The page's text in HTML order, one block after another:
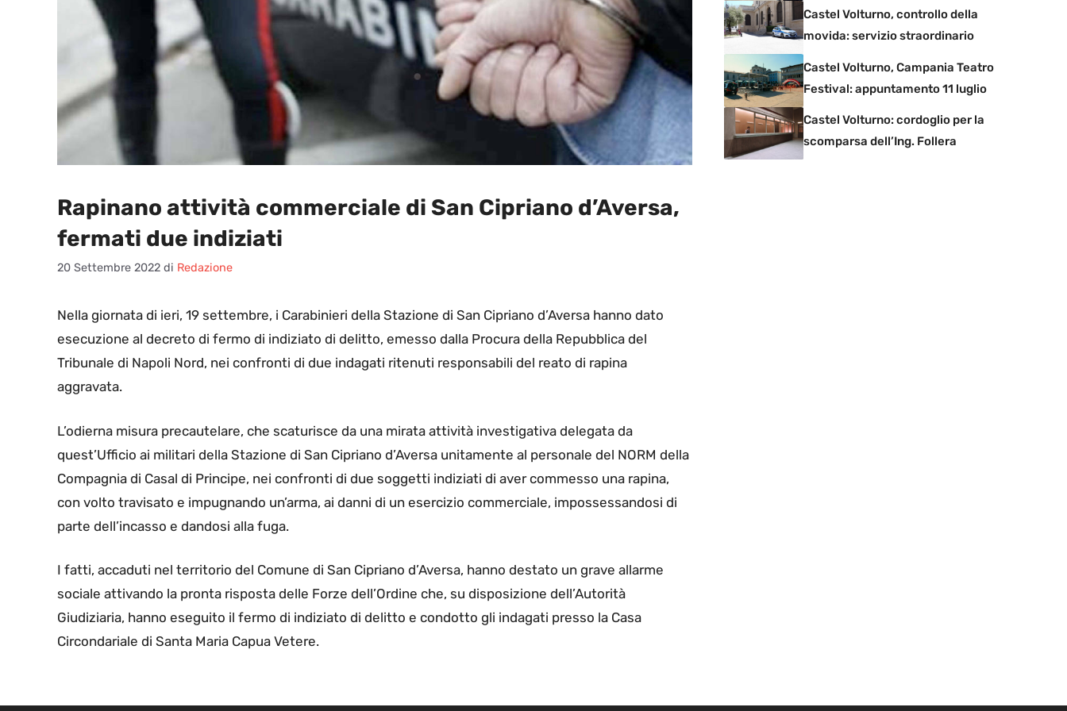
Rapinano attività commerciale di San Cipriano d’Aversa,
fermati due indiziati
20 Settembre 2022 di Redazione
Nella giornata di ieri, 19 settembre, i Carabinieri della Stazione di San Cipriano d’Aversa hanno dato
esecuzione al decreto di fermo di indiziato di delitto, emesso dalla Procura della Repubblica del
Tribunale di Napoli Nord, nei confronti di due indagati ritenuti responsabili del reato di rapina
aggravata.
L’odierna misura precautelare, che scaturisce da una mirata attività investigativa delegata da
quest’Ufficio ai militari della Stazione di San Cipriano d’Aversa unitamente al personale del NORM della
Compagnia di Casal di Principe, nei confronti di due soggetti indiziati di aver commesso una rapina,
con volto travisato e impugnando un’arma, ai danni di un esercizio commerciale, impossessandosi di
parte dell’incasso e dandosi alla fuga.
I fatti, accaduti nel territorio del Comune di San Cipriano d’Aversa, hanno destato un grave allarme
sociale attivando la pronta risposta delle Forze dell’Ordine che, su disposizione dell’Autorità
Giudiziaria, hanno eseguito il fermo di indiziato di delitto e condotto gli indagati presso la Casa
Circondariale di Santa Maria Capua Vetere.
Castel Volturno, controllo della
movida: servizio straordinario
Castel Volturno, Campania Teatro
Festival: appuntamento 11 luglio
Castel Volturno: cordoglio per la
scomparsa dell’Ing. Follera